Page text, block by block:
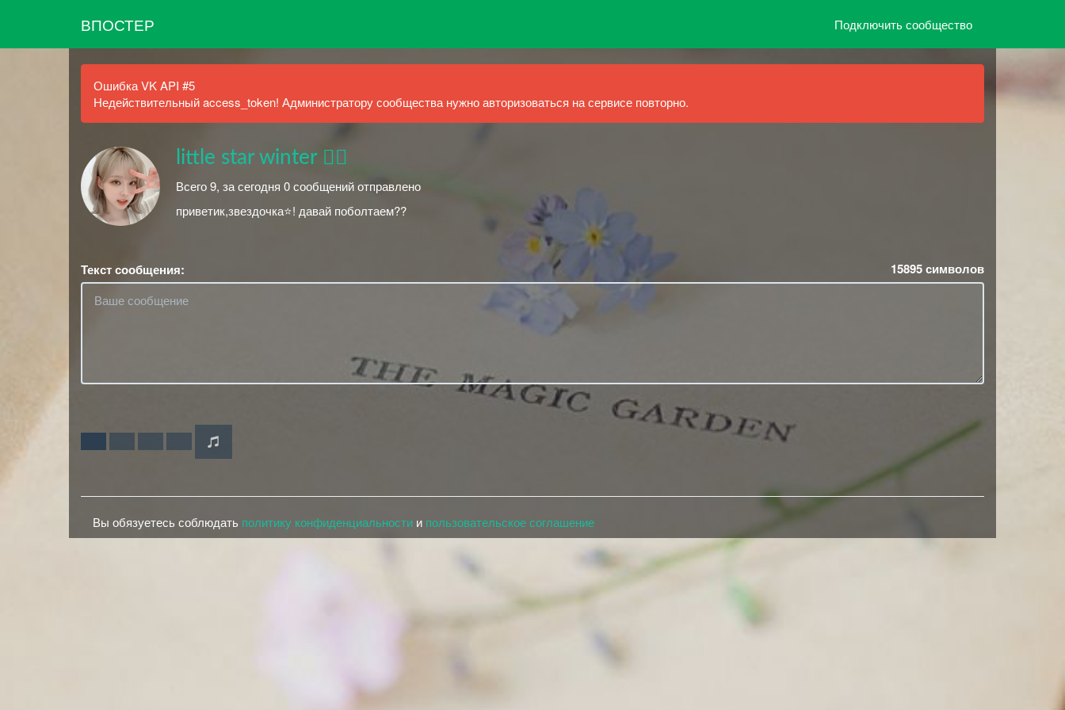
ВПОСТЕР Подключить сообщество
Ошибка VK API #5
Недействительный access_token! Администратору сообщества нужно авторизоваться на сервисе повторно.
little star winter ♡⃕
Всего 9, за сегодня 0 сообщений отправлено
приветик,звездочка⭐! давай поболтаем??
Текст сообщения: 15895символов
Вы обязуетесь соблюдать политику конфиденциальности и пользовательское соглашение